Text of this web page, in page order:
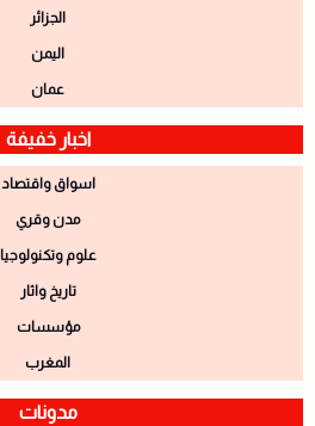
الجزائر
اليمن
عمان
اخبار خفيفة
اسواق واقتصاد
مدن وقري
علوم وتكنولوجيا
تاريخ واثار
مؤسسات
المغرب
مدونات